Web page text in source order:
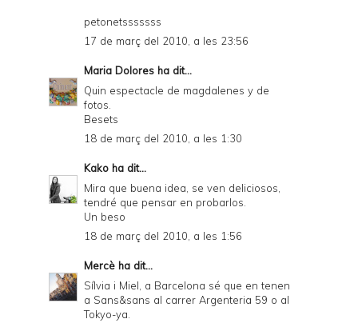
petonetsssssss
17 de març del 2010, a les 23:56
Maria Dolores ha dit...
Quin espectacle de magdalenes y de
fotos.
Besets
18 de març del 2010, a les 1:30
Kako ha dit...
Mira que buena idea, se ven deliciosos,
tendré que pensar en probarlos.
Un beso
18 de març del 2010, a les 1:56
Mercè ha dit...
Sílvia i Miel, a Barcelona sé que en tenen
a Sans&sans al carrer Argenteria 59 o al
Tokyo-ya.